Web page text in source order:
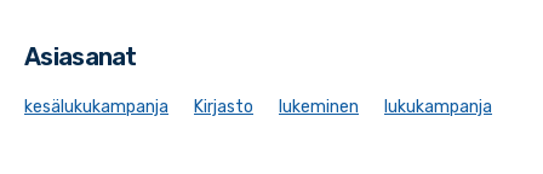
Asiasanat
kesälukukampanja Kirjasto lukeminen lukukampanja